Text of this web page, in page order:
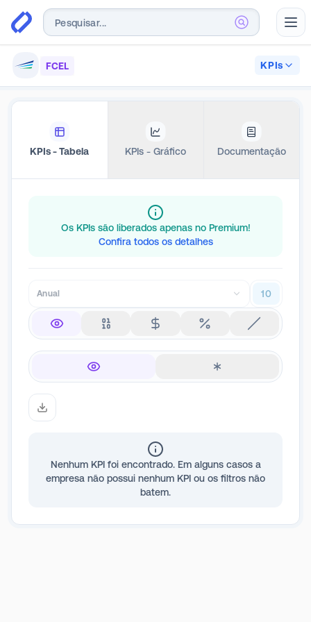
FCEL KPIs
KPIs - Tabela KPIs - Gráfico Documentação
Os KPIs são liberados apenas no Premium!
Confira todos os detalhes
Anual 10
Nenhum KPI foi encontrado. Em alguns casos a
empresa não possui nenhum KPI ou os filtros não
batem.